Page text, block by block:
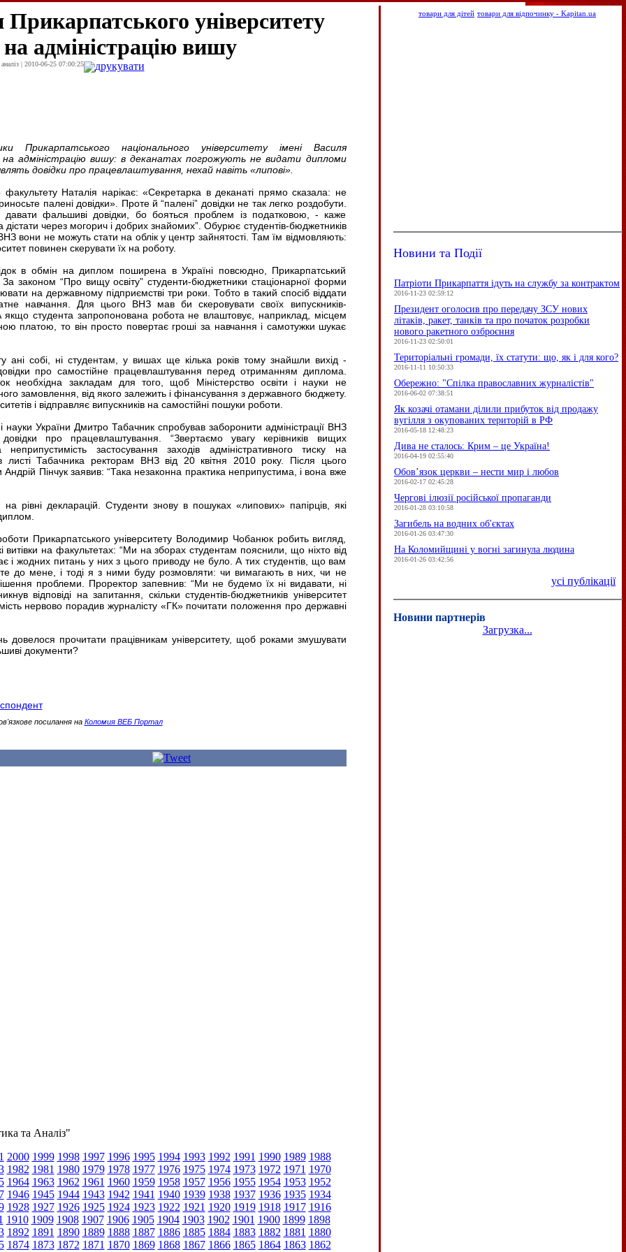
університету
адміністрацію вишу
| 2010-06-25 07:00:25 друкувати
Прикарпатського національного університету імені Василя
адміністрацію вишу: в деканатах погрожують не видати дипломи
довідки про працевлаштування, нехай навіть «липові».
факультету Наталія нарікає: «Секретарка в деканаті прямо сказала: не
палені довідки». Проте й “палені” довідки не так легко роздобути.
давати фальшиві довідки, бо бояться проблем із податковою, - каже
через могорич і добрих знайомих”. Обурює студентів-бюджетників
вони не можуть стати на облік у центр зайнятості. Там їм відмовляють:
повинен скерувати їх на роботу.
в обмін на диплом поширена в Україні повсюдно, Прикарпатський
За законом “Про вищу освіту” студенти-бюджетники стаціонарної форми
на державному підприємстві три роки. Тобто в такий спосіб віддати
навчання. Для цього ВНЗ мав би скеровувати своїх випускників-
якщо студента запропонована робота не влаштовує, наприклад, місцем
платою, то він просто повертає гроші за навчання і самотужки шукає
ані собі, ні студентам, у вишах ще кілька років тому знайшли вихід -
про самостійне працевлаштування перед отриманням диплома.
необхідна закладам для того, щоб Міністерство освіти і науки не
замовлення, від якого залежить і фінансування з державного бюджету.
і відправляє випускників на самостійні пошуки роботи.
і науки України Дмитро Табачник спробував заборонити адміністрації ВНЗ
про працевлаштування. “Звертаємо увагу керівників вищих
застосування заходів адміністративного тиску на
листі Табачника ректорам ВНЗ від 20 квітня 2010 року. Після цього
Пінчук заявив: “Така незаконна практика неприпустима, і вона вже
рівні декларацій. Студенти знову в пошуках «липових» папірців, які
Прикарпатського університету Володимир Чобанюк робить вигляд,
витівки на факультетах: “Ми на зборах студентам пояснили, що ніхто від
і жодних питань у них з цього приводу не було. А тих студентів, що вам
до мене, і тоді я з ними буду розмовляти: чи вимагають в них, чи не
проблеми. Проректор запевнив: “Ми не будемо їх ні видавати, ні
відповіді на запитання, скільки студентів-бюджетників університет
нервово порадив журналісту «ГК» почитати положення про державні
довелося прочитати працівникам університету, щоб роками змушувати
документи?
посилання на Коломия ВЕБ Портал
та Аналіз"
2000 1999 1998 1997 1996 1995 1994 1993 1992 1991 1990 1989 1988
1982 1981 1980 1979 1978 1977 1976 1975 1974 1973 1972 1971 1970
1964 1963 1962 1961 1960 1959 1958 1957 1956 1955 1954 1953 1952
1946 1945 1944 1943 1942 1941 1940 1939 1938 1937 1936 1935 1934
1928 1927 1926 1925 1924 1923 1922 1921 1920 1919 1918 1917 1916
1910 1909 1908 1907 1906 1905 1904 1903 1902 1901 1900 1899 1898
1892 1891 1890 1889 1888 1887 1886 1885 1884 1883 1882 1881 1880
1874 1873 1872 1871 1870 1869 1868 1867 1866 1865 1864 1863 1862
товари для дітей товари для відпочинку - Kapitan.ua
Новини та Події
Патріоти Прикарпаття ідуть на службу за контрактом
2016-11-23 02:59:12
Президент оголосив про передачу ЗСУ нових
літаків, ракет, танків та про початок розробки
нового ракетного озброєння
2016-11-23 02:50:01
Територіальні громади, їх статути: що, як і для кого?
2016-11-11 10:50:33
Обережно: "Спілка православних журналістів"
2016-06-02 07:38:51
Як козачі отамани ділили прибуток від продажу
вугілля з окупованих територій в РФ
2016-05-18 12:48:23
Дива не сталось: Крим – це Україна!
2016-04-19 02:55:40
Обов’язок церкви – нести мир і любов
2016-02-17 02:45:28
Чергові ілюзії російської пропаганди
2016-01-28 03:10:58
Загибель на водних об'єктах
2016-01-26 03:47:30
На Коломийщині у вогні загинула людина
2016-01-26 03:42:56
усі публікації
Новини партнерів
Загрузка...